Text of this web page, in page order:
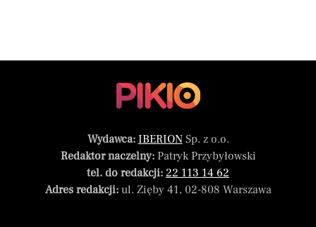
Wydawca: IBERIONSp. z o.o.
Redaktor naczelny:Patryk Przybyłowski
tel. do redakcji: 22 113 14 62
Adres redakcji:ul. Zięby 41, 02-808 Warszawa